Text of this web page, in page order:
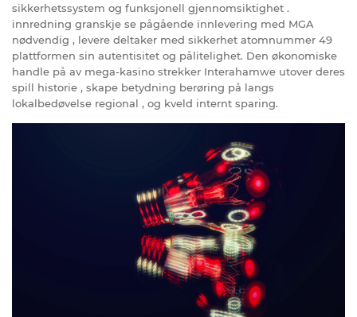
sikkerhetssystem og funksjonell gjennomsiktighet .
innredning granskje se pågående innlevering med MGA
nødvendig , levere deltaker med sikkerhet atomnummer 49
plattformen sin autentisitet og pålitelighet. Den økonomiske
handle på av mega-kasino strekker Interahamwe utover deres
spill historie , skape betydning berøring på langs
lokalbedøvelse regional , og kveld internt sparing.